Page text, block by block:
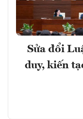
Sửa đổi
duy, kiến